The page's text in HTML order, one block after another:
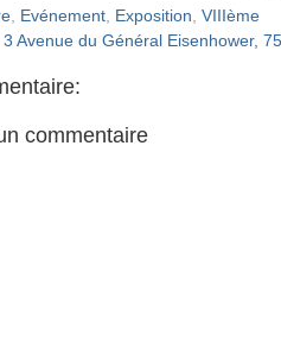
Evénement Exposition VIIIème
3 Avenue du Général Eisenhower,
commentaire